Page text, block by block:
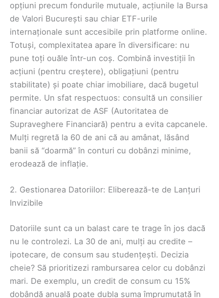
opțiuni precum fondurile mutuale, acțiunile la Bursa
de Valori București sau chiar ETF-urile
internaționale sunt accesibile prin platforme online.
Totuși, complexitatea apare în diversificare: nu
pune toți ouăle într-un coș. Combină investiții în
acțiuni (pentru creștere), obligațiuni (pentru
stabilitate) și poate chiar imobiliare, dacă bugetul
permite. Un sfat respectuos: consultă un consilier
financiar autorizat de ASF (Autoritatea de
Supraveghere Financiară) pentru a evita capcanele.
Mulți regretă la 60 de ani că au amânat, lăsând
banii să “doarmă” în conturi cu dobânzi minime,
erodează de inflație.
2. Gestionarea Datoriilor: Eliberează-te de Lanțuri
Invizibile
Datoriile sunt ca un balast care te trage în jos dacă
nu le controlezi. La 30 de ani, mulți au credite –
ipotecare, de consum sau studențești. Decizia
cheie? Să prioritizezi rambursarea celor cu dobânzi
mari. De exemplu, un credit de consum cu 15%
dobândă anuală poate dubla suma împrumutată în